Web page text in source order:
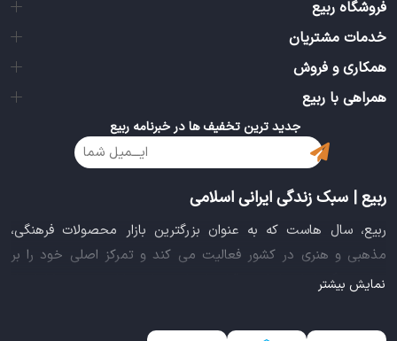
فروشگاه ربیع
خدمات مشتریان
همکاری و فروش
همراهی با ربیع
جدید ترین تخفیف ها در خبرنامه ربیع
ربیع | سبک زندگی ایرانی اسلامی
ربیع، سال هاست که به عنوان بزرگترین بازار محصولات فرهنگی،
مذهبی و هنری در کشور فعالیت می کند و تمرکز اصلی خود را بر
سبک زندگی ایرانی اسلامی قرار داده است. این بازار مجموعه کاملی از
شما را برای خرید اینترنتی کالاهای فرهنگی، مذهبی و هنری برآورده
نمایش بیشتر